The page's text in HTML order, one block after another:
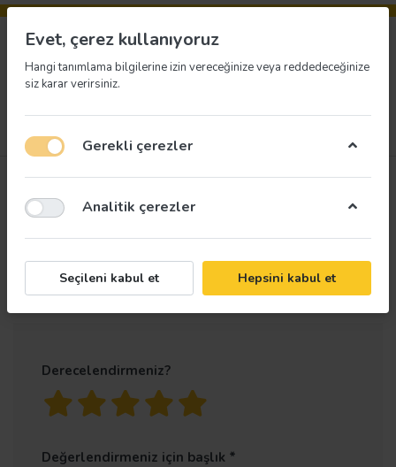
değerlendirmeleri
Yalnızca kayıtlı kullanıcılar değerlendirme
yapabilir
Derecelendirmeniz?
Değerlendirmeniz için başlık
Evet, çerez kullanıyoruz
Hangi tanımlama bilgilerine izin vereceğinize veya reddedeceğinize
siz karar verirsiniz.
Gerekli çerezler
Analitik çerezler
Seçileni kabul et Hepsini kabul et